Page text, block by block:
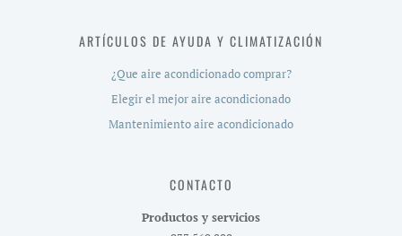
ARTÍCULOS DE AYUDA Y CLIMATIZACIÓN
¿Que aire acondicionado comprar?
Elegir el mejor aire acondicionado
Mantenimiento aire acondicionado
CONTACTO
Productos y servicios